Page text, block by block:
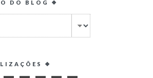
DO BLOG ❖
❖